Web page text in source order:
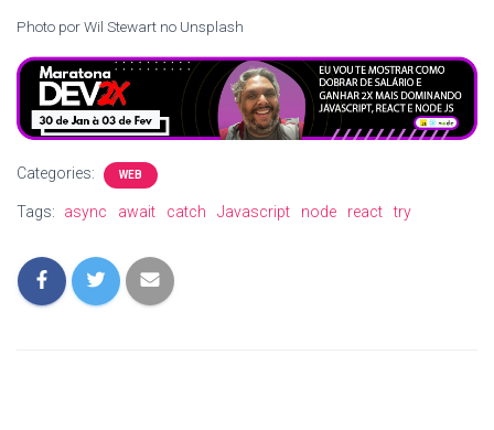
Photo por Wil Stewart no Unsplash
Categories: WEB
Tags: async await catch Javascript node react try